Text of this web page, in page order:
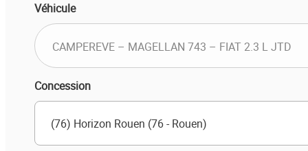
Véhicule
Concession
(76) Horizon Rouen (76 - Rouen)